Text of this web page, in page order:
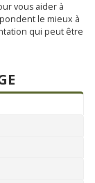
vous aider à
le mieux à
qui peut être